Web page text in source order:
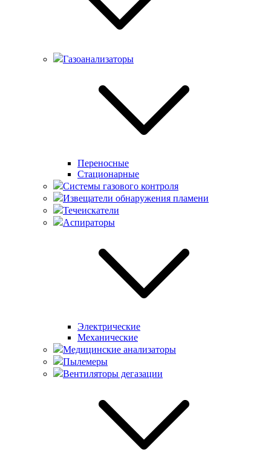
Газоанализаторы
Переносные
Стационарные
Системы газового контроля
Извещатели обнаружения пламени
Течеискатели
Аспираторы
Электрические
Механические
Медицинские анализаторы
Пылемеры
Вентиляторы дегазации